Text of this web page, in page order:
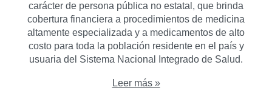
carácter de persona pública no estatal, que brinda
cobertura financiera a procedimientos de medicina
altamente especializada y a medicamentos de alto
costo para toda la población residente en el país y
usuaria del Sistema Nacional Integrado de Salud.
Leer más »